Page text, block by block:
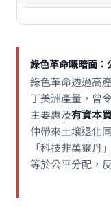
綠色革命嘅暗面：
綠色革命透過高
丁美洲產量，曾
主要惠及有資本
仲帶來土壤退化
「科技非萬靈
等於公平分配，